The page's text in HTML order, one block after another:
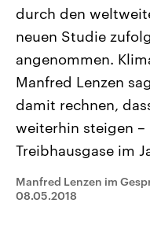
Landtagswahl Sachsen-
2026
Sachsen-Anhalt wählt
September 2026 einen
Landtag. Seit 2021 wird
Bundesland von einer
Umfragen, Prognosen,
Wahlprogramme,
und Hintergründe zu
Wahl.
Sendungen
Audio-Archiv
durch den
neuen Studie
angenommen.
Manfred Lenzen
damit rechnen,
weiterhin steigen –
Treibhausgase im
Manfred Lenzen im
08.05.2018